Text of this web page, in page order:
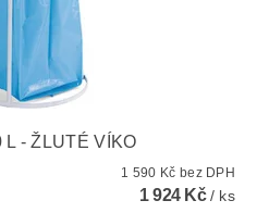
L - ŽLUTÉ VÍKO
1 590 Kč bez DPH
1 924 Kč/ ks